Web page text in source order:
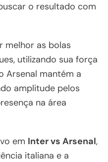
o resultado com
melhor as bolas
utilizando sua força
Arsenal mantém a
amplitude pelos
na área
em Inter vs Arsenal,
italiana e a